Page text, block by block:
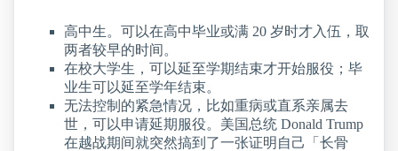
高中生。可以在高中毕业或满 20 岁时才入伍，取
两者较早的时间。
在校大学生，可以延至学期结束才开始服役；毕
业生可以延至学年结束。
无法控制的紧急情况，比如重病或直系亲属去
世，可以申请延期服役。美国总统 Donald Trump
在越战期间就突然搞到了一张证明自己「长骨